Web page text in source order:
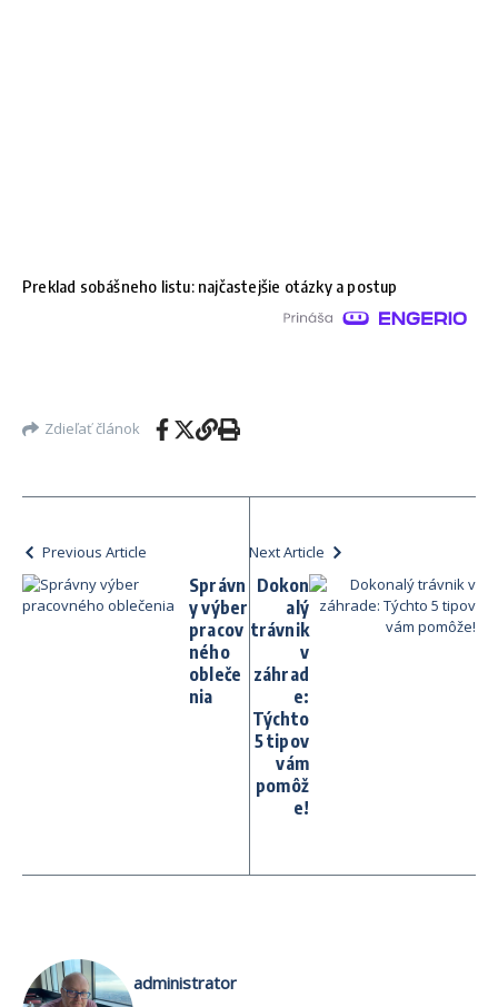
Preklad sobášneho listu: najčastejšie otázky a postup
Zdieľať článok
Previous Article
Správn
y výber
pracov
ného
obleče
nia
Next Article
Dokon
alý
trávnik
v
záhrad
e:
Týchto
5 tipov
vám
pomôž
e!
administrator